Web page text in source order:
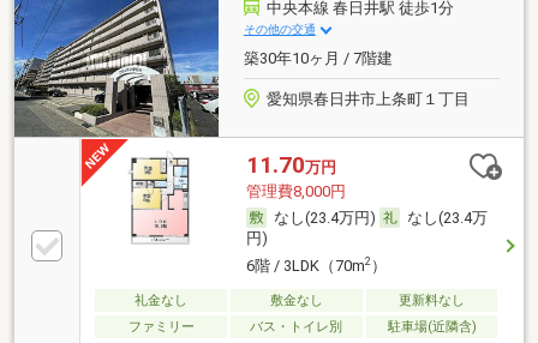
中央本線 春日井駅 徒歩1分
その他の交通
築30年10ヶ月 / 7階建
愛知県春日井市上条町１丁目
11.70万円
管理費8,000円
なし(23.4万円)
なし(23.4万
円)
6階 / 3LDK（70m2）
礼金なし 敷金なし
更新料なし
ファミリー
バス・トイレ別 駐車場(近隣含)